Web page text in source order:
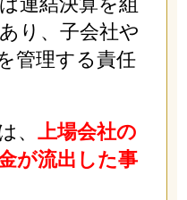
り、子会社や
管理する責任
、 上場会社の
が流出した事